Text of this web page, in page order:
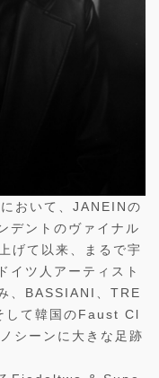
おいて、JANEINの
デントのヴァイナル
げて以来、まるで宇
イツ人アーティスト
、BASSIANI、TRE
して韓国のFaust Cl
シーンに大きな足跡